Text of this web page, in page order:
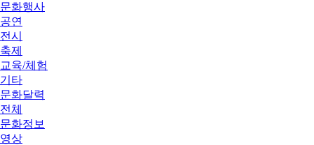
문화행사
공연
전시
축제
교육/체험
기타
문화달력
전체
문화정보
영상